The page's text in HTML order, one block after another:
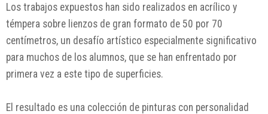
Los trabajos expuestos han sido realizados en acrílico y
témpera sobre lienzos de gran formato de 50 por 70
centímetros, un desafío artístico especialmente significativo
para muchos de los alumnos, que se han enfrentado por
primera vez a este tipo de superficies.
El resultado es una colección de pinturas con personalidad